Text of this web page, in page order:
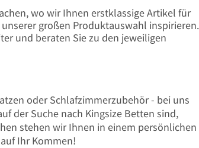
wo wir Ihnen erstklassige Artikel für
großen Produktauswahl inspirieren.
und beraten Sie zu den jeweiligen
oder Schlafzimmerzubehör - bei uns
der Suche nach Kingsize Betten sind,
stehen wir Ihnen in einem persönlichen
Ihr Kommen!